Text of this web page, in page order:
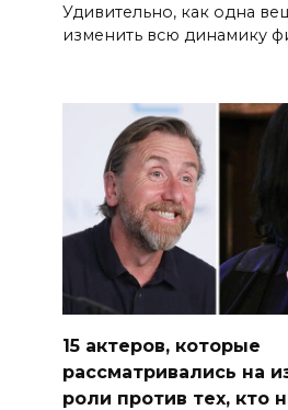
Удивительно, как одна
изменить всю динамику
15 актеров, которые
рассматривались на
роли против тех, кто